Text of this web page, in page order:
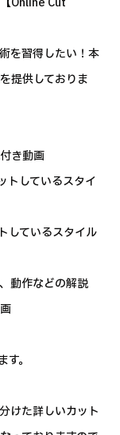
を習得したい！本
提供しておりま
き動画
しているスタイ
しているスタイル
動作などの解説
。
けた詳しいカット